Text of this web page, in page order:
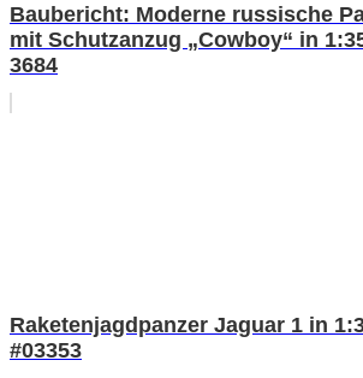
Baubericht: Moderne russische
mit Schutzanzug „Cowboy“ in
3684
Raketenjagdpanzer Jaguar 1 in
#03353